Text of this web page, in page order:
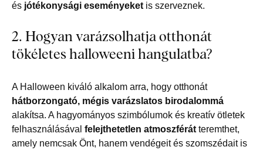
és jótékonysági eseményeketis szerveznek.
2. Hogyan varázsolhatja otthonát
tökéletes halloweeni hangulatba?
A Halloween kiváló alkalom arra, hogy otthonát
hátborzongató, mégis varázslatos birodalommá
alakítsa. A hagyományos szimbólumok és kreatív ötletek
felhasználásával felejthetetlen atmoszférátteremthet,
amely nemcsak Önt, hanem vendégeit és szomszédait is